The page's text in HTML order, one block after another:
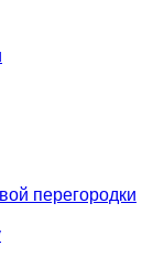
перегородки